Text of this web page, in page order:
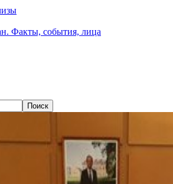
Факты, события, лица